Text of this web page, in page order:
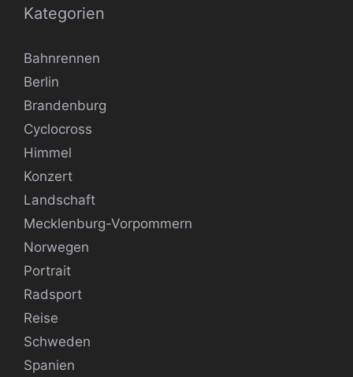
Kategorien
Bahnrennen
Berlin
Brandenburg
Cyclocross
Himmel
Konzert
Landschaft
Mecklenburg-Vorpommern
Norwegen
Portrait
Radsport
Reise
Schweden
Spanien